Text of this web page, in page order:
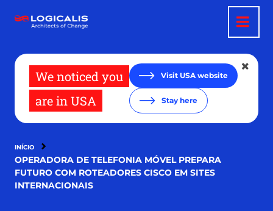
para
We noticed you
are in USA
Visit USA website
Stay here
INÍCIO
OPERADORA DE TELEFONIA MÓVEL PREPARA
FUTURO COM ROTEADORES CISCO EM SITES
INTERNACIONAIS